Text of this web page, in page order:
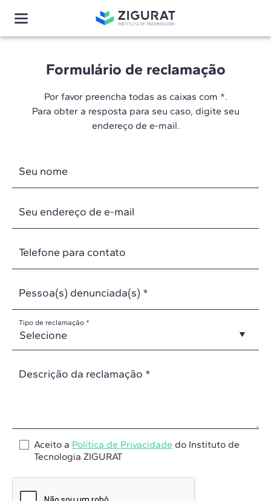
Formulário de reclamação
Por favor preencha todas as caixas com *.
Para obter a resposta para seu caso, digite seu
endereço de e-mail.
Seu nome
Seu endereço de e-mail
Telefone para contato
Pessoa(s) denunciada(s) *
Tipo de reclamação *
Descrição da reclamação *
Aceito a Política de Privacidade do Instituto de
Tecnologia ZIGURAT